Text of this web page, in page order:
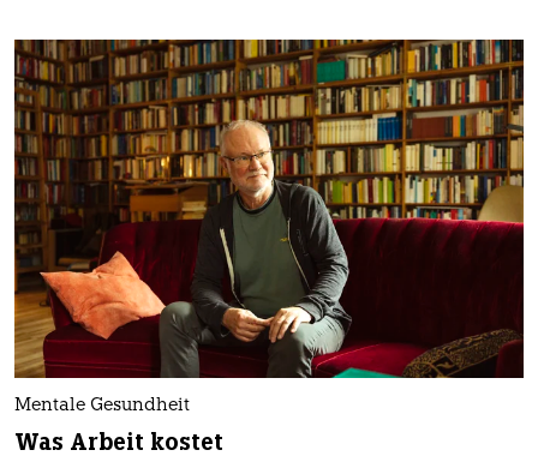
Mentale Gesundheit
Was Arbeit kostet